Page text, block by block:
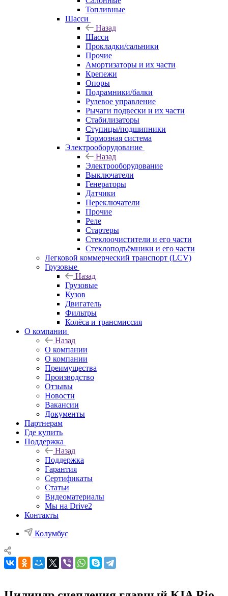
Топливные
Шасси
Назад
Шасси
Прокладки/сальники
Прочие
Амортизаторы и их части
Крепежи
Опоры
Подрамники/балки
Рулевое управление
Рычаги подвески и их части
Стабилизаторы
Ступицы/подшипники
Тормозная система
Электрооборудование
Назад
Электрооборудование
Выключатели
Генераторы
Датчики
Переключатели
Прочие
Реле
Стартеры
Стеклоочистители и его части
Стеклоподъёмники и его части
Легковой коммерческий транспорт (LCV)
Грузовые
Назад
Грузовые
Кузов
Двигатель
Фильтры
Колёса и трансмиссия
О компании
Назад
О компании
О компании
Преимущества
Производство
Отзывы
Новости
Вакансии
Документы
Партнерам
Где купить
Поддержка
Назад
Поддержка
Гарантия
Сертификаты
Статьи
Видеоматериалы
Мы на Drive2
Контакты
Колумбус